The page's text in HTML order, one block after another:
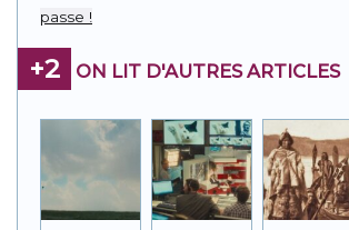
passe !
+2 ON LIT D'AUTRES ARTICLES